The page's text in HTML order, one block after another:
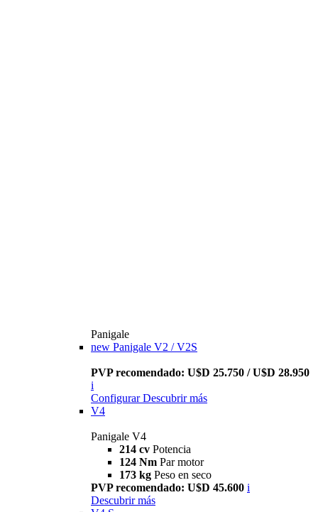
Panigale
new Panigale V2 / V2S
PVP recomendado: U$D 25.750 / U$D 28.950
i
Configurar Descubrir más
V4
Panigale V4
214 cv Potencia
124 Nm Par motor
173 kg Peso en seco
PVP recomendado: U$D 45.600 i
Descubrir más